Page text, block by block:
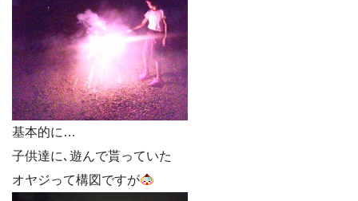
基本的に…
子供達に､遊んで貰っていた
オヤジって構図ですが